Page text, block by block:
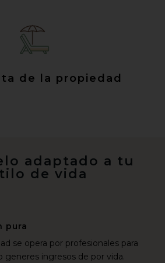
de la propiedad
adaptado a tu
de vida
pura
se opera por profesionales para
generes ingresos de por vida.